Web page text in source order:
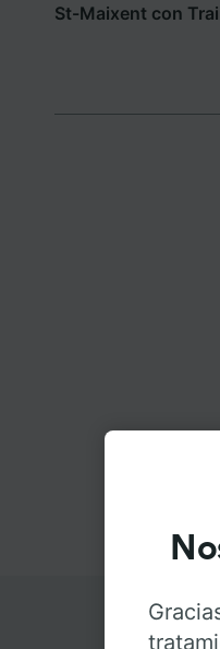
St-Maixent con